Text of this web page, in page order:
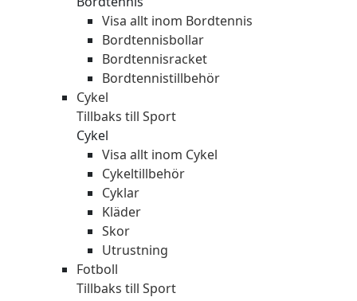
Visa allt inom Bordtennis
Bordtennisbollar
Bordtennisracket
Bordtennistillbehör
Cykel
Tillbaks till Sport
Cykel
Visa allt inom Cykel
Cykeltillbehör
Cyklar
Kläder
Skor
Utrustning
Fotboll
Tillbaks till Sport